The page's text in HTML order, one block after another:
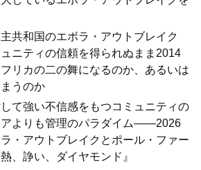
共和国のエボラ・アウトブレイク
ニティの信頼を得られぬまま2014
リカの二の舞になるのか、あるいは
うのか
て強い不信感をもつコミュニティの
よりも管理のパラダイム――2026
・アウトブレイクとポール・ファー
、諍い、ダイヤモンド』